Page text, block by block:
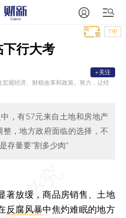
T中
下行大考
宏观经济、财税改革和政策。努力，让经
+关注
，有57元来自土地和房地产
，地方政府面临的选择，不
存量要“割多少肉”
著放缓，商品房销售、土地
反腐风暴中焦灼难眠的地方